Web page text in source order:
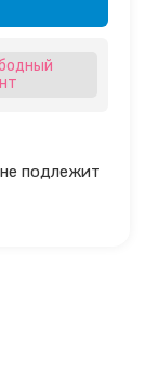
подлежит